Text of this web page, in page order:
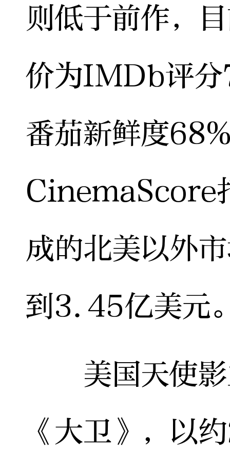
则低于前作，
价为IMDb评
番茄新鲜度
CinemaScore
成的北美以外
到3.45亿美元
美国天使影
《大卫》，以